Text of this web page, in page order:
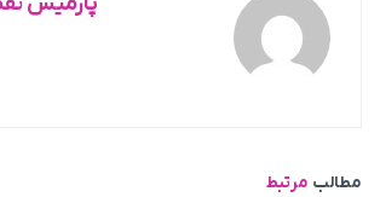
مطالب مرتبط